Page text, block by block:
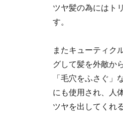
ツヤ髪の為にはト
す。
またキューティク
グして髪を外敵か
「毛穴をふさぐ
にも使用され、人
ツヤを出してくれ